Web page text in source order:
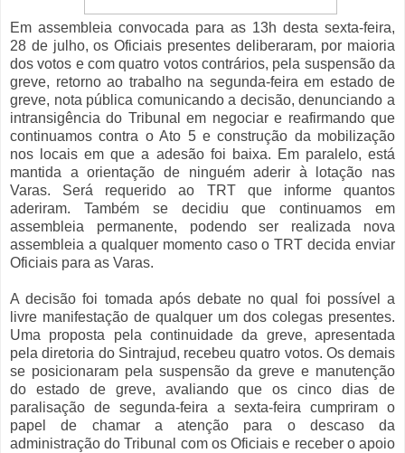
Em assembleia convocada para as 13h desta sexta-feira,
28 de julho, os Oficiais presentes deliberaram, por maioria
dos votos e com quatro votos contrários, pela suspensão da
greve, retorno ao trabalho na segunda-feira em estado de
greve, nota pública comunicando a decisão, denunciando a
intransigência do Tribunal em negociar e reafirmando que
continuamos contra o Ato 5 e construção da mobilização
nos locais em que a adesão foi baixa. Em paralelo, está
mantida a orientação de ninguém aderir à lotação nas
Varas. Será requerido ao TRT que informe quantos
aderiram. Também se decidiu que continuamos em
assembleia permanente, podendo ser realizada nova
assembleia a qualquer momento caso o TRT decida enviar
Oficiais para as Varas.
A decisão foi tomada após debate no qual foi possível a
livre manifestação de qualquer um dos colegas presentes.
Uma proposta pela continuidade da greve, apresentada
pela diretoria do Sintrajud, recebeu quatro votos. Os demais
se posicionaram pela suspensão da greve e manutenção
do estado de greve, avaliando que os cinco dias de
paralisação de segunda-feira a sexta-feira cumpriram o
papel de chamar a atenção para o descaso da
administração do Tribunal com os Oficiais e receber o apoio